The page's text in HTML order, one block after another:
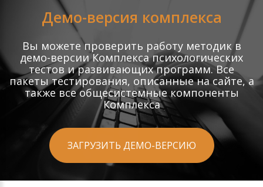
Демо-версия комплекса
Вы можете проверить работу методик в
демо-версии Комплекса психологических
тестов и развивающих программ. Все
пакеты тестирования, описанные на сайте, а
также все общесистемные компоненты
Комплекса
ЗАГРУЗИТЬ ДЕМО-ВЕРСИЮ